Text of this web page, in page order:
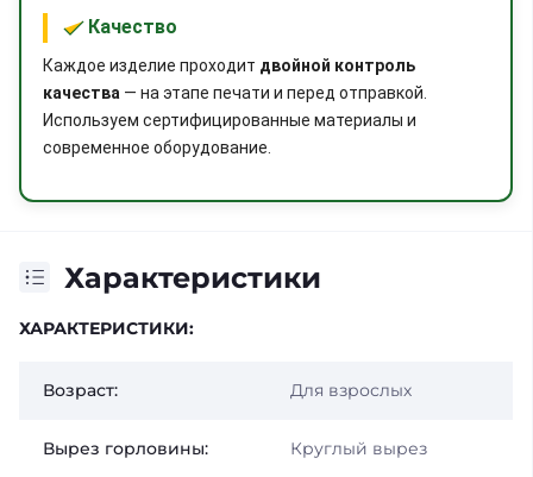
Качество
Каждое изделие проходит двойной контроль
качества — на этапе печати и перед отправкой.
Используем сертифицированные материалы и
современное оборудование.
Характеристики
ХАРАКТЕРИСТИКИ:
Возраст: Для взрослых
Вырез горловины: Круглый вырез